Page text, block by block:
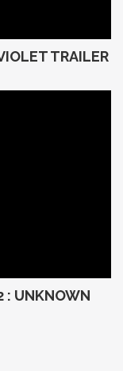
TRAILER
: UNKNOWN